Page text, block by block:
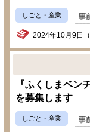
しごと・産業
2024年10月9日
『ふくしまベン
を募集します
しごと・産業